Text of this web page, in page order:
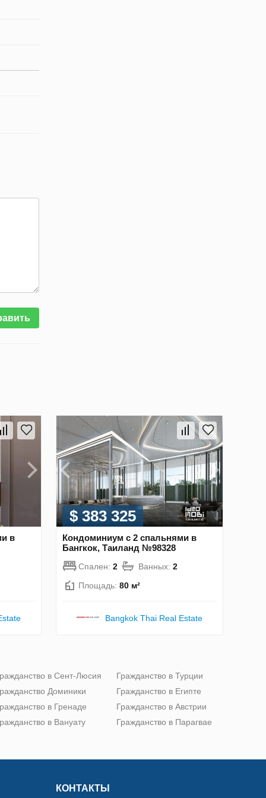
в
$ 383 325
Кондоминиум с 2 спальнями в
Бангкок, Таиланд №98328
Спален: 2 Ванных: 2
Площадь: 80 м²
Bangkok Thai Real Estate
в Сент-Люсия
Доминики
в Гренаде
в Вануату
Гражданство в Турции
Гражданство в Египте
Гражданство в Австрии
Гражданство в Парагвае
КОНТАКТЫ